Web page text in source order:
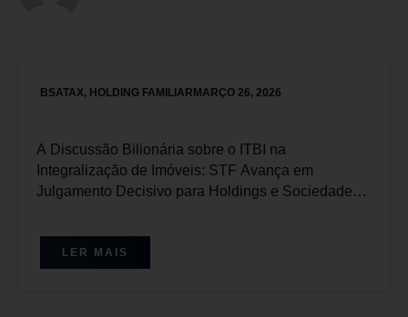
BSATAX, HOLDING FAMILIAR MARÇO 26, 2026
A Discussão Bilionária sobre o ITBI na
Integralização de Imóveis: STF Avança em
Julgamento Decisivo para Holdings e Sociedades
Contribuintes
LER MAIS